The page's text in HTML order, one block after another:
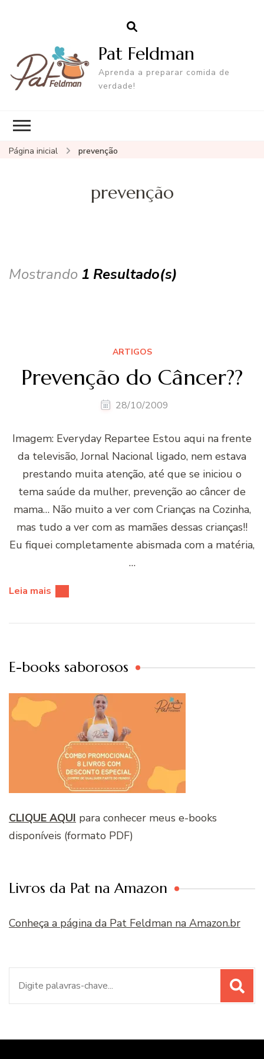
Pat Feldman
Aprenda a preparar comida de
verdade!
Página inicial prevenção
prevenção
Mostrando 1 Resultado(s)
ARTIGOS
Prevenção do Câncer??
28/10/2009
Imagem: Everyday Repartee Estou aqui na frente
da televisão, Jornal Nacional ligado, nem estava
prestando muita atenção, até que se iniciou o
tema saúde da mulher, prevenção ao câncer de
mama… Não muito a ver com Crianças na Cozinha,
mas tudo a ver com as mamães dessas crianças!!
Eu fiquei completamente abismada com a matéria,
…
Leia mais
E-books saborosos
CLIQUE AQUI para conhecer meus e-books
disponíveis (formato PDF)
Livros da Pat na Amazon
Conheça a página da Pat Feldman na Amazon.br